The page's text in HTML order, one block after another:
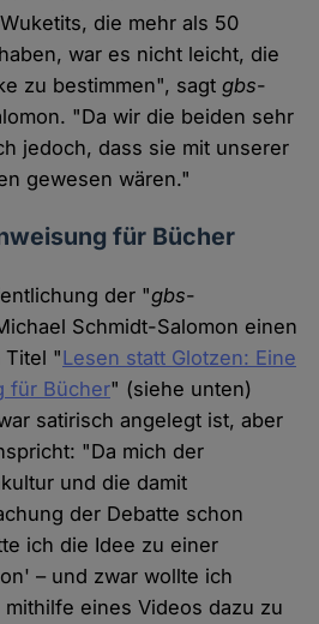
die mehr als 50
war es nicht leicht, die
zu bestimmen", sagtgbs-
"Da wir die beiden sehr
jedoch, dass sie mit unserer
gewesen wären."
für Bücher
der "gbs-
Schmidt-Salomon einen
Titel "Lesen statt Glotzen: Eine
für Bücher" (siehe unten)
satirisch angelegt ist, aber
"Da mich der
und die damit
der Debatte schon
ich die Idee zu einer
– und zwar wollte ich
eines Videos dazu zu